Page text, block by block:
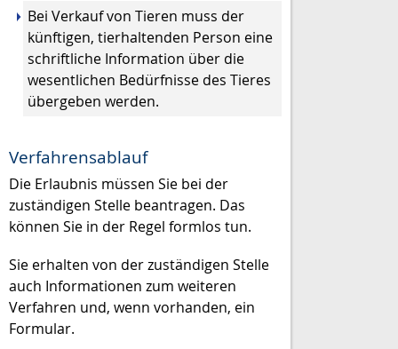
Bei Verkauf von Tieren muss der
künftigen, tierhaltenden Person eine
schriftliche Information über die
wesentlichen Bedürfnisse des Tieres
übergeben werden.
Verfahrensablauf
Die Erlaubnis müssen Sie bei der
zuständigen Stelle beantragen. Das
können Sie in der Regel formlos tun.
Sie erhalten von der zuständigen Stelle
auch Informationen zum weiteren
Verfahren und, wenn vorhanden, ein
Formular.